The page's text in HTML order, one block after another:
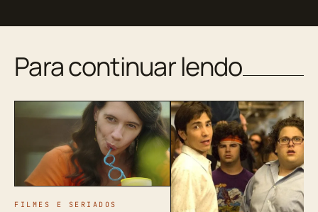
Para continuar lendo
FILMES E SERIADOS